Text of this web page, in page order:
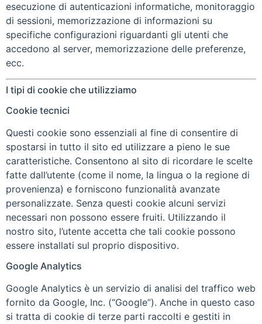
esecuzione di autenticazioni informatiche, monitoraggio
di sessioni, memorizzazione di informazioni su
specifiche configurazioni riguardanti gli utenti che
accedono al server, memorizzazione delle preferenze,
ecc.
I tipi di cookie che utilizziamo
Cookie tecnici
Questi cookie sono essenziali al fine di consentire di
spostarsi in tutto il sito ed utilizzare a pieno le sue
caratteristiche. Consentono al sito di ricordare le scelte
fatte dall’utente (come il nome, la lingua o la regione di
provenienza) e forniscono funzionalità avanzate
personalizzate. Senza questi cookie alcuni servizi
necessari non possono essere fruiti. Utilizzando il
nostro sito, l’utente accetta che tali cookie possono
essere installati sul proprio dispositivo.
Google Analytics
Google Analytics è un servizio di analisi del traffico web
fornito da Google, Inc. (“Google”). Anche in questo caso
si tratta di cookie di terze parti raccolti e gestiti in